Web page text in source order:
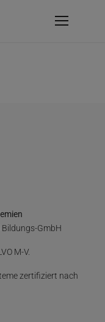
GmbH
M-V.
zertifiziert nach